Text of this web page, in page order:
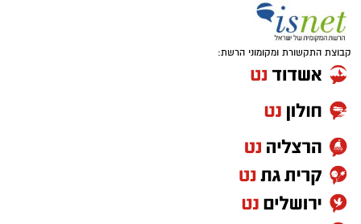
קבוצת התקשורת ומקומוני הרשת: